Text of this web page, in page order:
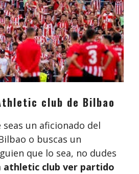
club de Bilbao
seas un aficionado del
o buscas un
que lo sea, no dudes
athletic club ver partido